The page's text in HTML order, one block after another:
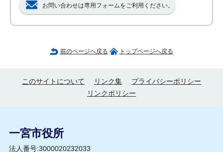
お問い合わせは専用フォームをご利用ください。
前のページへ戻る トップページへ戻る
このサイトについて リンク集
プライバシーポリシー
リンクポリシー
一宮市役所
法人番号:3000020232033